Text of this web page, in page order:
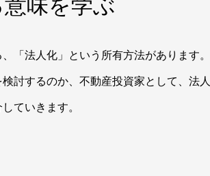
「法人化」という所有方法があります。
討するのか、不動産投資家として、法人
ていきます。